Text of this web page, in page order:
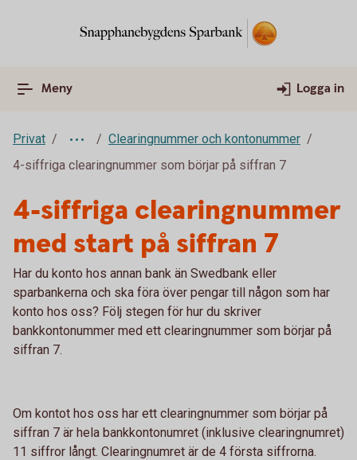
Meny Logga in
Privat
Clearingnummer och kontonummer
4-siffriga clearingnummer som börjar på siffran 7
4-siffriga clearingnummer
med start på siffran 7
Har du konto hos annan bank än Swedbank eller
sparbankerna och ska föra över pengar till någon som har
konto hos oss? Följ stegen för hur du skriver
bankkontonummer med ett clearingnummer som börjar på
siffran 7.
Om kontot hos oss har ett clearingnummer som börjar på
siffran 7 är hela bankkontonumret (inklusive clearingnumret)
11 siffror långt. Clearingnumret är de 4 första siffrorna.